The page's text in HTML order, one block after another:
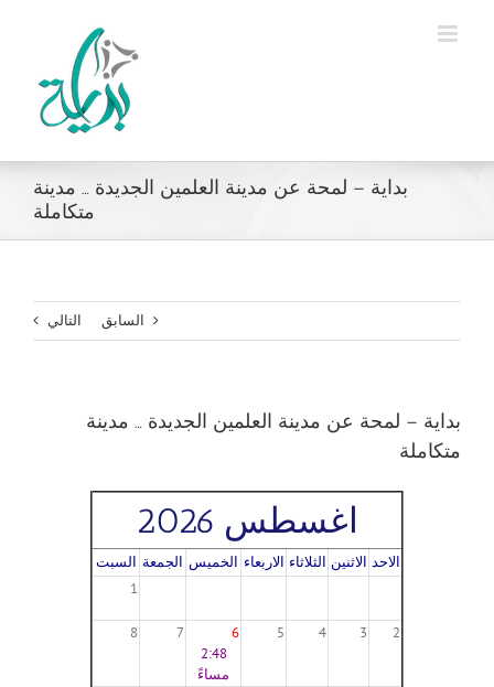
بداية – لمحة عن مدينة العلمين الجديدة … مدينة
متكاملة
السابق التالي
بداية – لمحة عن مدينة العلمين الجديدة … مدينة
متكاملة
اغسطس 2026
الاحد الاثنين الثلاثاء الاربعاء الخميس الجمعة السبت
1
2
3
4
5
6
2:48
مساءً
7
8